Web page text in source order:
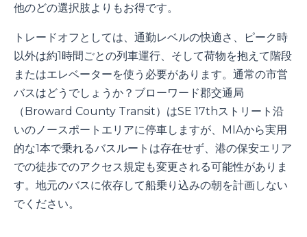
他のどの選択肢よりもお得です。
トレードオフとしては、通勤レベルの快適さ、ピーク時
以外は約1時間ごとの列車運行、そして荷物を抱えて階段
またはエレベーターを使う必要があります。通常の市営
バスはどうでしょうか？ブローワード郡交通局
（Broward County Transit）はSE 17thストリート沿
いのノースポートエリアに停車しますが、MIAから実用
的な1本で乗れるバスルートは存在せず、港の保安エリア
での徒歩でのアクセス規定も変更される可能性がありま
す。地元のバスに依存して船乗り込みの朝を計画しない
でください。